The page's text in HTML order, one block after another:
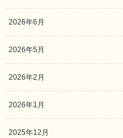
2026年6月
2026年5月
2026年2月
2026年1月
2025年12月